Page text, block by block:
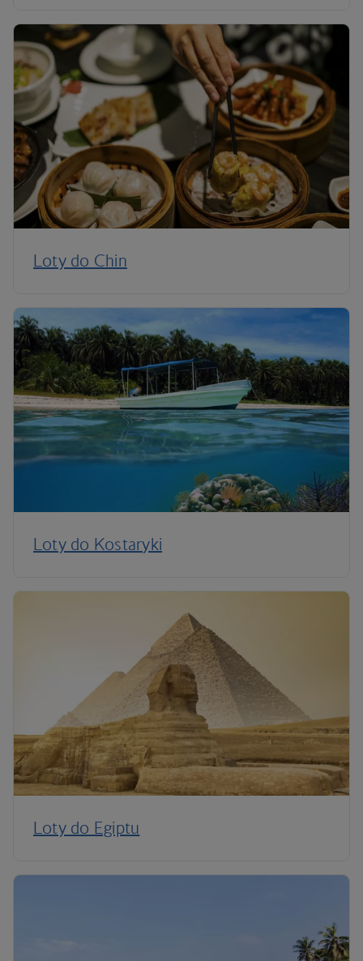
Loty do Chin
Loty do Kostaryki
Loty do Egiptu